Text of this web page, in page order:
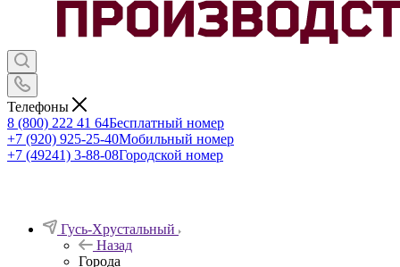
Телефоны
8 (800) 222 41 64Бесплатный номер
+7 (920) 925-25-40Мобильный номер
+7 (49241) 3-88-08Городской номер
Гусь-Хрустальный
Назад
Города